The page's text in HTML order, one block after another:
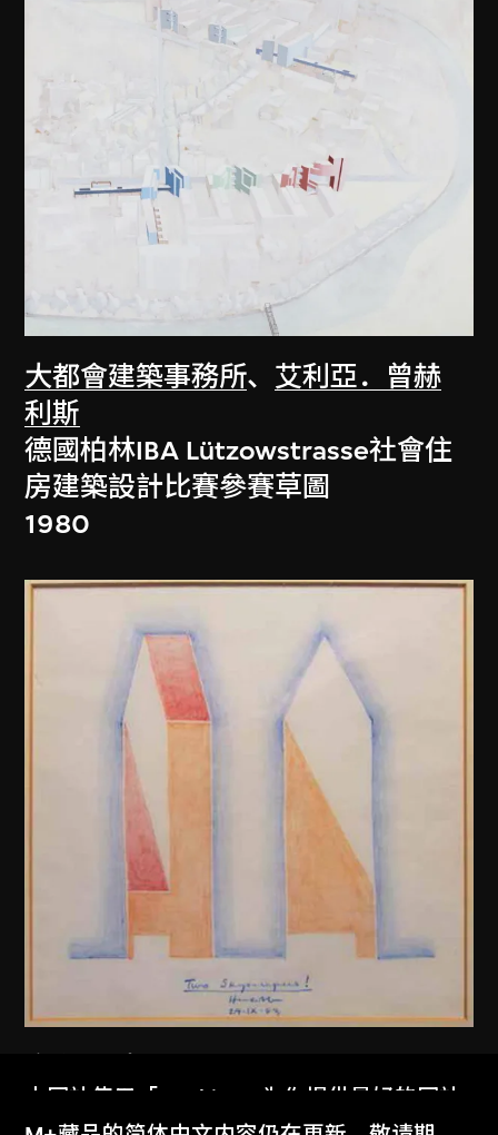
大都會建築事務所、 艾利亞．曾赫
利斯
德國柏林IBA Lützowstrasse社會住
房建築設計比賽參賽草圖
1980
本网站使用「Cookies」为你提供最好的网站